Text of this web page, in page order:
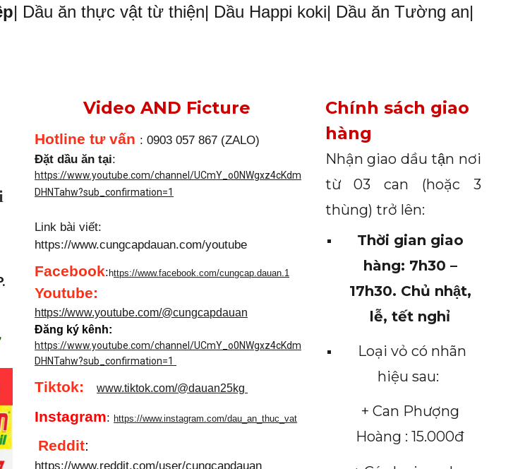
| Dầu ăn thực vật từ thiện| Dầu Happi koki| Dầu ăn Tường an|
Video AND Ficture
Hotline tư vấn : 0903 057 867 (ZALO)
Đặt dầu ăn tại:
https://www.youtube.com/channel/UCmY_o0NWgxz4cKdm
DHNTahw?sub_confirmation=1
Link bài viết:
https://www.cungcapdauan.com/youtube
Facebook: https://www.facebook.com/cungcap.dauan.1
Youtube:
https://www.youtube.com/@cungcapdauan
Đăng ký kênh:
https://www.youtube.com/channel/UCmY_o0NWgxz4cKdm
DHNTahw?sub_confirmation=1
Tiktok:www.tiktok.com/@dauan25kg
Instagram: https://www.instagram.com/dau_an_thuc_vat
Reddit:
https://www.reddit.com/user/cungcapdauan
Chính sách giao
hàng
Nhận giao dầu tận nơi
từ 03 can (hoặc 3
thùng) trở lên:
Thời gian giao
hàng: 7h30 –
17h30. Chủ nhật,
lễ, tết nghỉ
Loại vỏ có nhãn
hiệu sau:
+ Can Phượng
Hoàng : 15.000đ